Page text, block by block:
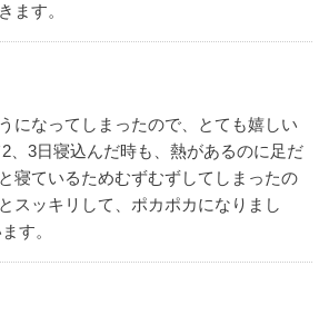
ます。
になってしまったので、とても嬉しい
、3日寝込んだ時も、熱があるのに足だ
寝ているためむずむずしてしまったの
スッキリして、ポカポカになりまし
す。